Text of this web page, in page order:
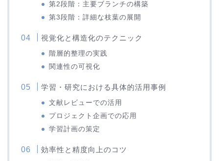
第2段階：主要ブランチの構築
第3段階：詳細な枝葉の展開
視覚化と構造化のテクニック
階層的整理の実践
関連性の可視化
学習・研究における具体的活用事例
文献レビューでの活用
プロジェクト企画での応用
学習計画の策定
効率性と精度向上のコツ